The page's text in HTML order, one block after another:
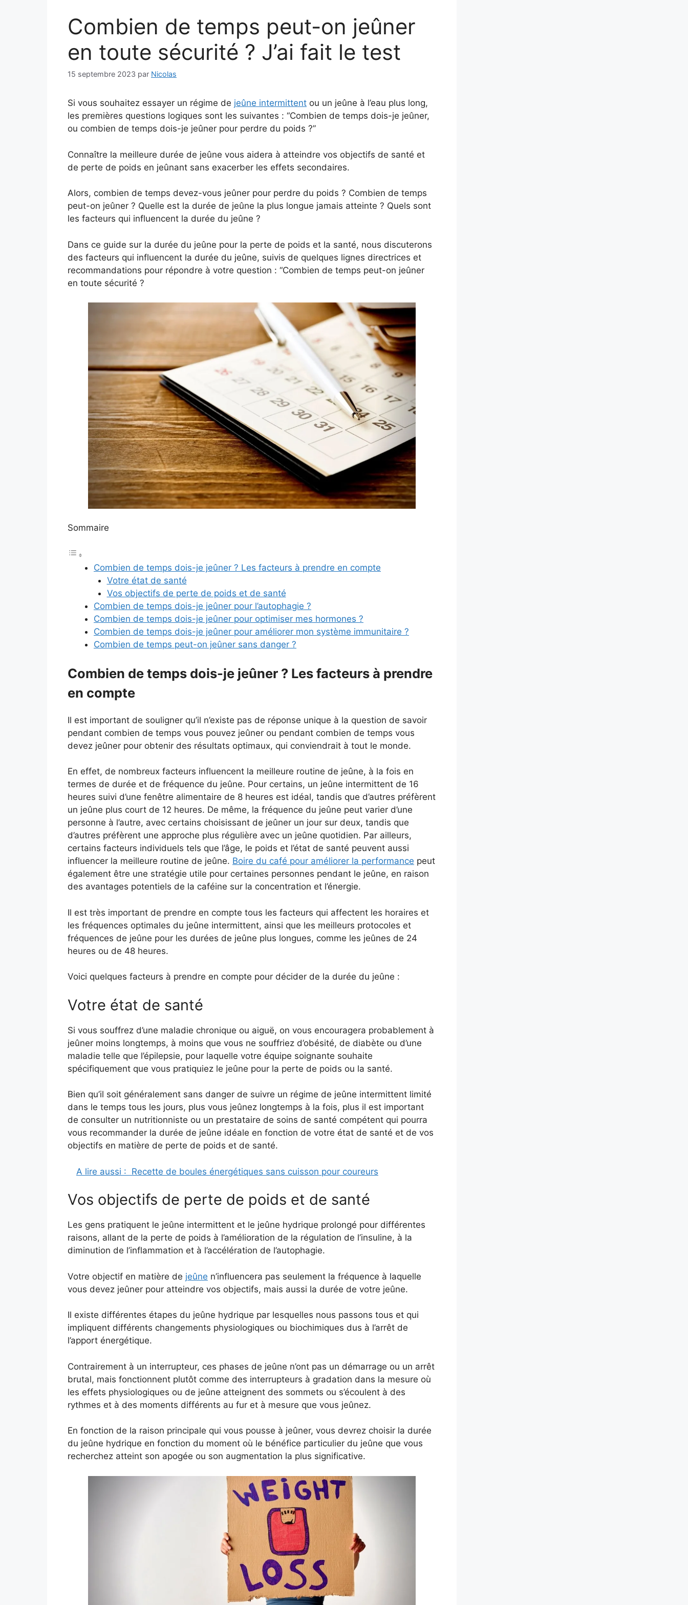
Combien de temps peut-on jeûner
en toute sécurité ? J’ai fait le test
15 septembre 2023 par Nicolas
Si vous souhaitez essayer un régime de jeûne intermittent ou un jeûne à l’eau plus long,
les premières questions logiques sont les suivantes : “Combien de temps dois-je jeûner,
ou combien de temps dois-je jeûner pour perdre du poids ?”
Connaître la meilleure durée de jeûne vous aidera à atteindre vos objectifs de santé et
de perte de poids en jeûnant sans exacerber les effets secondaires.
Alors, combien de temps devez-vous jeûner pour perdre du poids ? Combien de temps
peut-on jeûner ? Quelle est la durée de jeûne la plus longue jamais atteinte ? Quels sont
les facteurs qui influencent la durée du jeûne ?
Dans ce guide sur la durée du jeûne pour la perte de poids et la santé, nous discuterons
des facteurs qui influencent la durée du jeûne, suivis de quelques lignes directrices et
recommandations pour répondre à votre question : “Combien de temps peut-on jeûner
en toute sécurité ?
Sommaire
Combien de temps dois-je jeûner ? Les facteurs à prendre en compte
Votre état de santé
Vos objectifs de perte de poids et de santé
Combien de temps dois-je jeûner pour l’autophagie ?
Combien de temps dois-je jeûner pour optimiser mes hormones ?
Combien de temps dois-je jeûner pour améliorer mon système immunitaire ?
Combien de temps peut-on jeûner sans danger ?
Combien de temps dois-je jeûner ? Les facteurs à prendre
en compte
Il est important de souligner qu’il n’existe pas de réponse unique à la question de savoir
pendant combien de temps vous pouvez jeûner ou pendant combien de temps vous
devez jeûner pour obtenir des résultats optimaux, qui conviendrait à tout le monde.
En effet, de nombreux facteurs influencent la meilleure routine de jeûne, à la fois en
termes de durée et de fréquence du jeûne. Pour certains, un jeûne intermittent de 16
heures suivi d’une fenêtre alimentaire de 8 heures est idéal, tandis que d’autres préfèrent
un jeûne plus court de 12 heures. De même, la fréquence du jeûne peut varier d’une
personne à l’autre, avec certains choisissant de jeûner un jour sur deux, tandis que
d’autres préfèrent une approche plus régulière avec un jeûne quotidien. Par ailleurs,
certains facteurs individuels tels que l’âge, le poids et l’état de santé peuvent aussi
influencer la meilleure routine de jeûne. Boire du café pour améliorer la performance peut
également être une stratégie utile pour certaines personnes pendant le jeûne, en raison
des avantages potentiels de la caféine sur la concentration et l’énergie.
Il est très important de prendre en compte tous les facteurs qui affectent les horaires et
les fréquences optimales du jeûne intermittent, ainsi que les meilleurs protocoles et
fréquences de jeûne pour les durées de jeûne plus longues, comme les jeûnes de 24
heures ou de 48 heures.
Voici quelques facteurs à prendre en compte pour décider de la durée du jeûne :
Votre état de santé
Si vous souffrez d’une maladie chronique ou aiguë, on vous encouragera probablement à
jeûner moins longtemps, à moins que vous ne souffriez d’obésité, de diabète ou d’une
maladie telle que l’épilepsie, pour laquelle votre équipe soignante souhaite
spécifiquement que vous pratiquiez le jeûne pour la perte de poids ou la santé.
Bien qu’il soit généralement sans danger de suivre un régime de jeûne intermittent limité
dans le temps tous les jours, plus vous jeûnez longtemps à la fois, plus il est important
de consulter un nutritionniste ou un prestataire de soins de santé compétent qui pourra
vous recommander la durée de jeûne idéale en fonction de votre état de santé et de vos
objectifs en matière de perte de poids et de santé.
A lire aussi : Recette de boules énergétiques sans cuisson pour coureurs
Vos objectifs de perte de poids et de santé
Les gens pratiquent le jeûne intermittent et le jeûne hydrique prolongé pour différentes
raisons, allant de la perte de poids à l’amélioration de la régulation de l’insuline, à la
diminution de l’inflammation et à l’accélération de l’autophagie.
Votre objectif en matière de jeûne n’influencera pas seulement la fréquence à laquelle
vous devez jeûner pour atteindre vos objectifs, mais aussi la durée de votre jeûne.
Il existe différentes étapes du jeûne hydrique par lesquelles nous passons tous et qui
impliquent différents changements physiologiques ou biochimiques dus à l’arrêt de
l’apport énergétique.
Contrairement à un interrupteur, ces phases de jeûne n’ont pas un démarrage ou un arrêt
brutal, mais fonctionnent plutôt comme des interrupteurs à gradation dans la mesure où
les effets physiologiques ou de jeûne atteignent des sommets ou s’écoulent à des
rythmes et à des moments différents au fur et à mesure que vous jeûnez.
En fonction de la raison principale qui vous pousse à jeûner, vous devrez choisir la durée
du jeûne hydrique en fonction du moment où le bénéfice particulier du jeûne que vous
recherchez atteint son apogée ou son augmentation la plus significative.